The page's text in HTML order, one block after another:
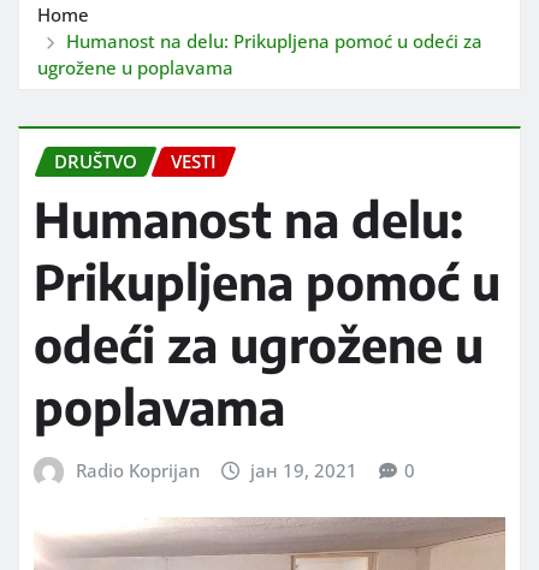
Home
Humanost na delu: Prikupljena pomoć u odeći za
ugrožene u poplavama
DRUŠTVO VESTI
Humanost na delu:
Prikupljena pomoć u
odeći za ugrožene u
poplavama
Radio Koprijan јан 19, 2021 0